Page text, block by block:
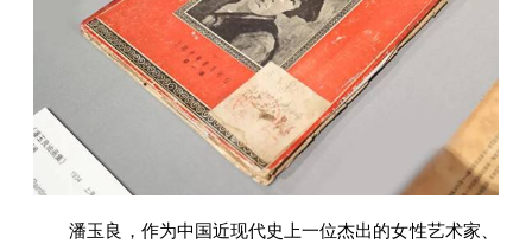
潘玉良，作为中国近现代史上一位杰出的女性艺术家、